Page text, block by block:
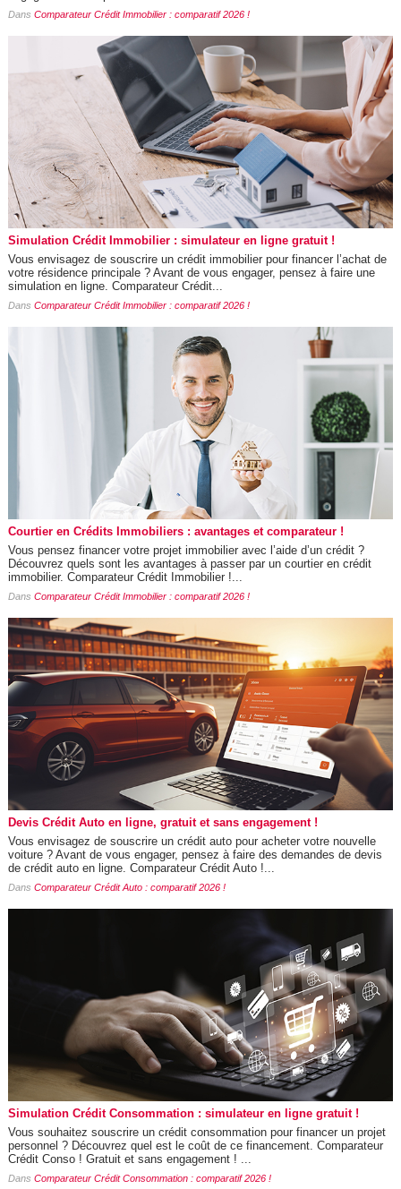
Dans Comparateur Crédit Immobilier : comparatif 2026 !
Simulation Crédit Immobilier : simulateur en ligne gratuit !
Vous envisagez de souscrire un crédit immobilier pour financer l’achat de
votre résidence principale ? Avant de vous engager, pensez à faire une
simulation en ligne. Comparateur Crédit...
Dans Comparateur Crédit Immobilier : comparatif 2026 !
Courtier en Crédits Immobiliers : avantages et comparateur !
Vous pensez financer votre projet immobilier avec l’aide d’un crédit ?
Découvrez quels sont les avantages à passer par un courtier en crédit
immobilier. Comparateur Crédit Immobilier !...
Dans Comparateur Crédit Immobilier : comparatif 2026 !
Devis Crédit Auto en ligne, gratuit et sans engagement !
Vous envisagez de souscrire un crédit auto pour acheter votre nouvelle
voiture ? Avant de vous engager, pensez à faire des demandes de devis
de crédit auto en ligne. Comparateur Crédit Auto !...
Dans Comparateur Crédit Auto : comparatif 2026 !
Simulation Crédit Consommation : simulateur en ligne gratuit !
Vous souhaitez souscrire un crédit consommation pour financer un projet
personnel ? Découvrez quel est le coût de ce financement. Comparateur
Crédit Conso ! Gratuit et sans engagement ! ...
Dans Comparateur Crédit Consommation : comparatif 2026 !